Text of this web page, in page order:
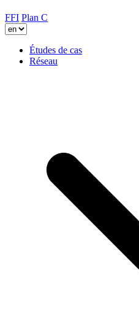
FFI Plan C
Études de cas
Réseau